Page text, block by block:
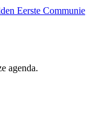
Eerste Communie
agenda.